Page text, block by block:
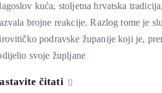
kuća, stoljetna hrvatska
brojne reakcije. Razlog tome je
podravske županije koji je,
svoje župljane
čitati